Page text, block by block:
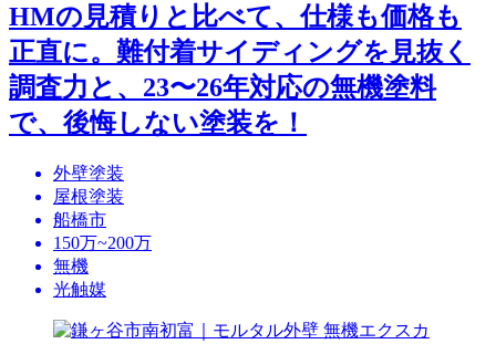
HMの見積りと比べて、仕様も価格も
正直に。難付着サイディングを見抜く
調査力と、23〜26年対応の無機塗料
で、後悔しない塗装を！
外壁塗装
屋根塗装
船橋市
150万~200万
無機
光触媒